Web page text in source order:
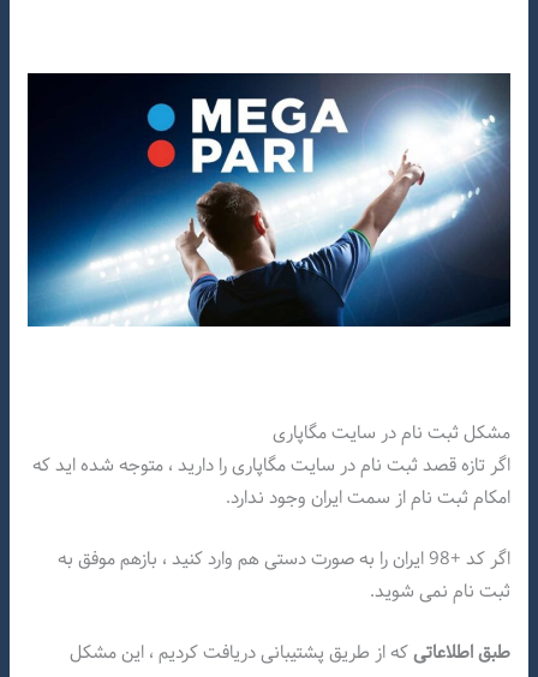
مشکل ثبت نام در سایت مگاپاری
اگر تازه قصد ثبت نام در سایت مگاپاری را دارید ، متوجه شده اید که
امکام ثبت نام از سمت ایران وجود ندارد.
اگر کد +98 ایران را به صورت دستی هم وارد کنید ، بازهم موفق به
ثبت نام نمی شوید.
طبق اطلاعاتیکه از طریق پشتیبانی دریافت کردیم ، این مشکل